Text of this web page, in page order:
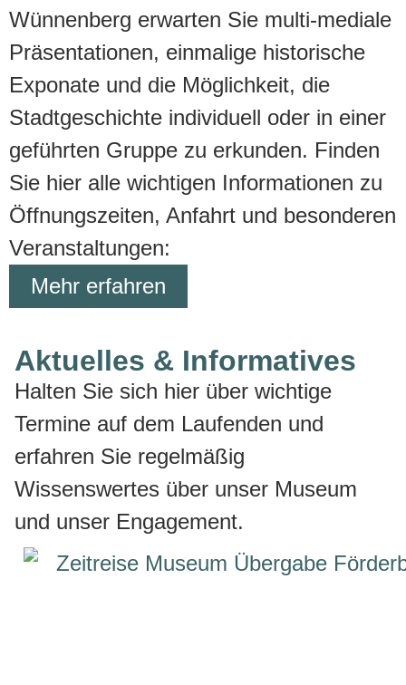
Wünnenberg erwarten Sie multi-mediale
Präsentationen, einmalige historische
Exponate und die Möglichkeit, die
Stadtgeschichte individuell oder in einer
geführten Gruppe zu erkunden. Finden
Sie hier alle wichtigen Informationen zu
Öffnungszeiten, Anfahrt und besonderen
Veranstaltungen:
Mehr erfahren
Aktuelles & Informatives
Halten Sie sich hier über wichtige
Termine auf dem Laufenden und
erfahren Sie regelmäßig
Wissenswertes über unser Museum
und unser Engagement.